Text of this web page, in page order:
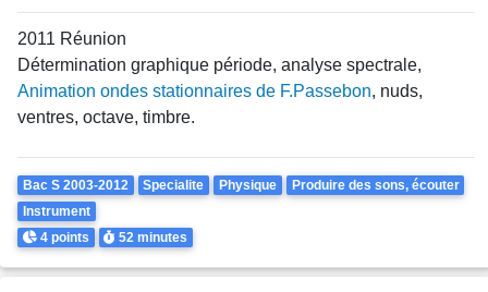
2011 Réunion
Détermination graphique période, analyse spectrale,
Animation ondes stationnaires de F.Passebon, nuds,
ventres, octave, timbre.
Theme
Bac S 2003-2012 Specialite Physique
Produire des sons, écouter
Instrument
Points
4 points Durée
52 minutes